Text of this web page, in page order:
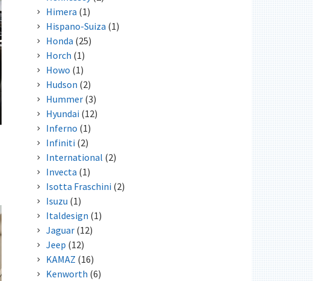
Himera (1)
Hispano-Suiza (1)
Honda (25)
Horch (1)
Howo (1)
Hudson (2)
Hummer(3)
Hyundai (12)
Inferno (1)
Infiniti (2)
International (2)
Invecta (1)
Isotta Fraschini (2)
Isuzu (1)
Italdesign (1)
Jaguar(12)
Jeep (12)
KAMAZ (16)
Kenworth (6)